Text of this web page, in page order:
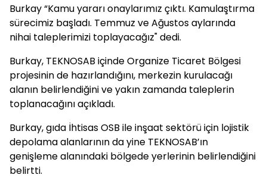
Burkay “Kamu yararı onaylarımız çıktı. Kamulaştırma
sürecimiz başladı. Temmuz ve Ağustos aylarında
nihai taleplerimizi toplayacağız" dedi.
Burkay, TEKNOSAB içinde Organize Ticaret Bölgesi
projesinin de hazırlandığını, merkezin kurulacağı
alanın belirlendiğini ve yakın zamanda taleplerin
toplanacağını açıkladı.
Burkay, gıda İhtisas OSB ile inşaat sektörü için lojistik
depolama alanlarının da yine TEKNOSAB’ın
genişleme alanındaki bölgede yerlerinin belirlendiğini
belirtti.